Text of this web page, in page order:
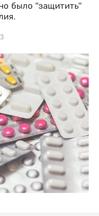
было "защитить"